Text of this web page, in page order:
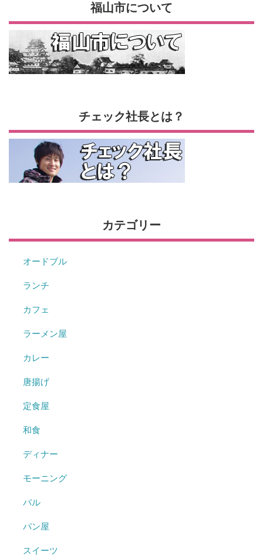
福山市について
チェック社長とは？
カテゴリー
オードブル
ランチ
カフェ
ラーメン屋
カレー
唐揚げ
定食屋
和食
ディナー
モーニング
バル
パン屋
スイーツ